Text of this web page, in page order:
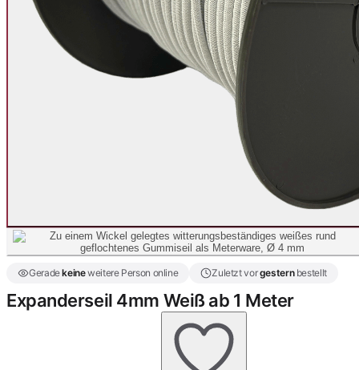
Geradekeineweitere Person online Zuletzt vorgesternbestellt
Expanderseil 4mm Weiß ab 1 Meter